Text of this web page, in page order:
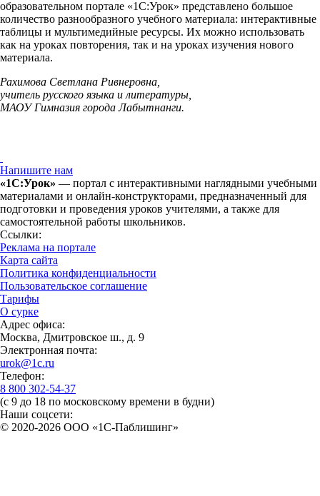
образовательном портале «1С:Урок» представлено большое
количество разнообразного учебного материала: интерактивные
таблицы и мультимедийные ресурсы. Их можно использовать
как на уроках повторения, так и на уроках изучения нового
материала.
Рахимова Светлана Ривнеровна,
учитель русского языка и литературы,
МАОУ Гимназия города Лабытнанги.
Напишите нам
«1С:Урок» — портал с интерактивными наглядными учебными
материалами и онлайн-конструкторами, предназначенный для
подготовки и проведения уроков учителями, а также для
самостоятельной работы школьников.
Ссылки:
Реклама на портале
Карта сайта
Политика конфиденциальности
Пользовательское соглашение
Тарифы
О сурке
Адрес офиса:
Москва, Дмитровское ш., д. 9
Электронная почта:
urok@1c.ru
Телефон:
8 800 302-54-37
(с 9 до 18 по московскому времени в будни)
Наши соцсети:
© 2020-2026 OOO «1С-Паблишинг»